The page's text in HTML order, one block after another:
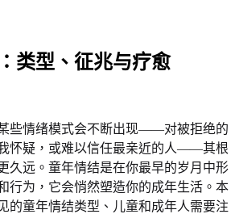
类型、征兆与疗愈
些情绪模式会不断出现——对被拒绝的
怀疑，或难以信任最亲近的人——其根
久远。童年情结是在你最早的岁月中形
行为，它会悄然塑造你的成年生活。本
的童年情结类型、儿童和成年人需要注